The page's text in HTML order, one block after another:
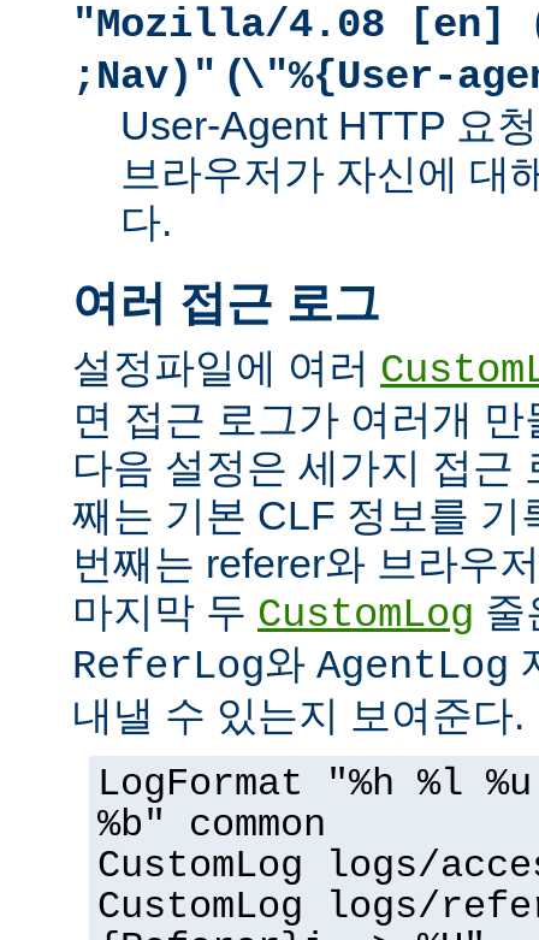
"Mozilla/4.08 [en]
;Nav)" (\"%{User-
User-Agent HTTP 요
브라우저가 자신에 대
다.
여러 접근 로그
설정파일에 여러
면 접근 로그가 여러개
다음 설정은 세가지 접근
째는 기본 CLF 정보를 기
번째는 referer와 브라우
마지막 두 CustomLog 줄
ReferLog와 AgentLog
내낼 수 있는지 보여준다.
LogFormat "%h %l
%b" common
CustomLog logs/
CustomLog logs/